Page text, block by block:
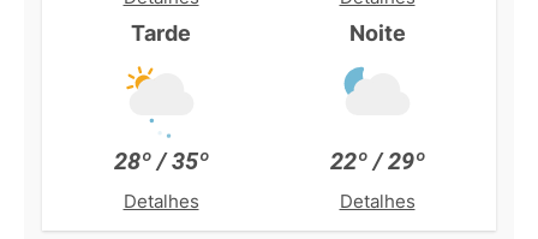
Tarde
28º / 35º
Detalhes
Noite
22º / 29º
Detalhes